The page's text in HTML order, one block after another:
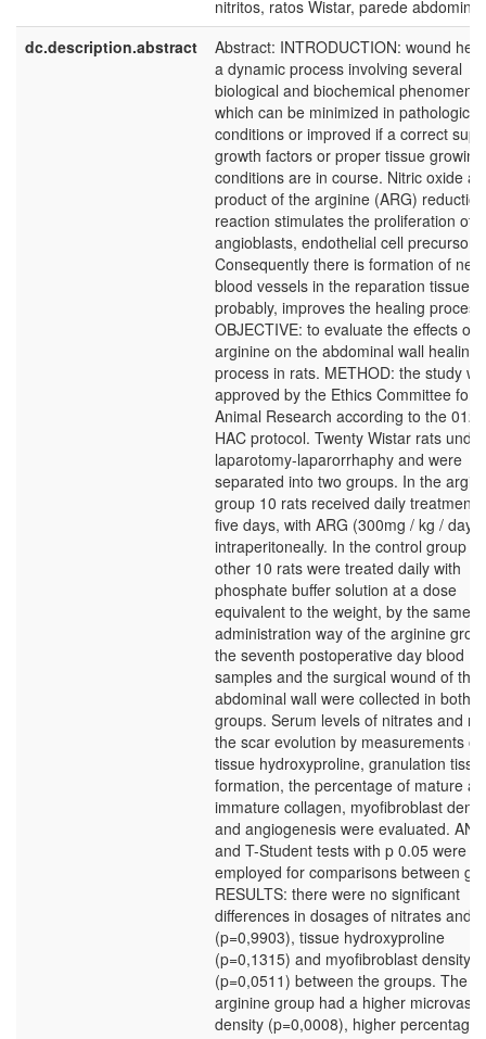
nitritos, ratos Wistar, parede
dc.description.abstract
Abstract: INTRODUCTION: wound
a dynamic process involving several
biological and biochemical phenomena
which can be minimized in pathological
conditions or improved if a correct
growth factors or proper tissue growing
conditions are in course. Nitric oxide
product of the arginine (ARG) reduction
reaction stimulates the proliferation of
angioblasts, endothelial cell precursors.
Consequently there is formation of new
blood vessels in the reparation tissue
probably, improves the healing
OBJECTIVE: to evaluate the effects of
arginine on the abdominal wall healing
process in rats. METHOD: the study
approved by the Ethics Committee for
Animal Research according to the 012/
HAC protocol. Twenty Wistar rats
laparotomy-laparorrhaphy and were
separated into two groups. In the
group 10 rats received daily treatment
five days, with ARG (300mg / kg / day)
intraperitoneally. In the control group
other 10 rats were treated daily with
phosphate buffer solution at a dose
equivalent to the weight, by the same
administration way of the arginine
the seventh postoperative day blood
samples and the surgical wound of the
abdominal wall were collected in both
groups. Serum levels of nitrates and
the scar evolution by measurements of
tissue hydroxyproline, granulation
formation, the percentage of mature
immature collagen, myofibroblast
and angiogenesis were evaluated.
and T-Student tests with p 0.05 were
employed for comparisons between
RESULTS: there were no significant
differences in dosages of nitrates and
(p=0,9903), tissue hydroxyproline
(p=0,1315) and myofibroblast density
(p=0,0511) between the groups. The
arginine group had a higher
density (p=0,0008), higher percentage